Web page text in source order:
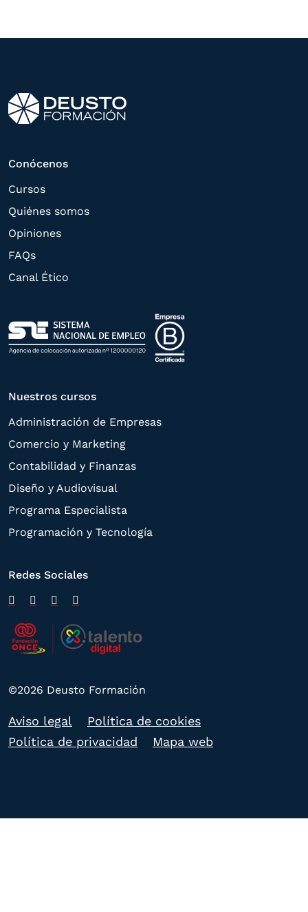
otros directamente relacionados con el
correspondiente. Compartiremos su
solicitud con las empresas que conforman
estas puedan hacerle llegar la mejor
oferta de productos y servicios de acuerdo
a su petición. Quedan reconocidos los
limitación, tal y como se explica en la
Política de Privacidad
Conócenos
Cursos
Quiénes somos
Opiniones
FAQs
Canal Ético
Nuestros cursos
Administración de Empresas
Comercio y Marketing
Contabilidad y Finanzas
Diseño y Audiovisual
Programa Especialista
Programación y Tecnología
Redes Sociales
©2026 Deusto Formación
Aviso legal
Política de cookies
Política de privacidad
Mapa web